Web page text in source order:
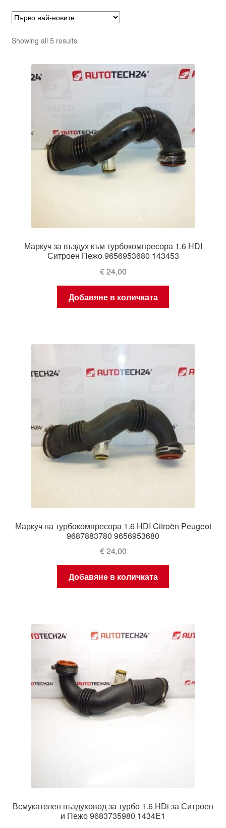
Showing all 5 resultsSorted
latest
Маркуч за въздух към турбокомпресора 1.6 HDI
Ситроен Пежо 9656953680 143453
€24,00
Добавяне в количката
Маркуч на турбокомпресора 1.6 HDI Citroën Peugeot
9687883780 9656953680
€24,00
Добавяне в количката
Всмукателен въздуховод за турбо 1.6 HDi за Ситроен
и Пежо 9683735980 1434E1